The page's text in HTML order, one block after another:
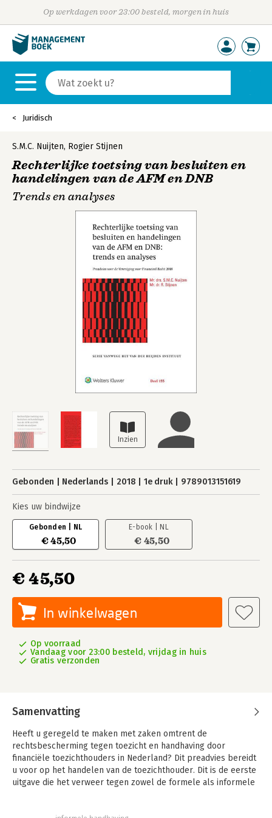
Op werkdagen voor 23:00 besteld, morgen in huis
Juridisch
S.M.C. Nuijten, Rogier Stijnen
Rechterlijke toetsing van besluiten en
handelingen van de AFM en DNB
Trends en analyses
Gebonden Nederlands 2018 1e druk 9789013151619
Kies uw bindwijze
Gebonden | NL
€ 45,50
E-book | NL
€ 45,50
€ 45,50
In winkelwagen
Op voorraad
Vandaag voor 23:00 besteld, vrijdag in huis
Gratis verzonden
Samenvatting
Heeft u geregeld te maken met zaken omtrent de
rechtsbescherming tegen toezicht en handhaving door
financiële toezichthouders in Nederland? Dit preadvies bereidt
u voor op het handelen van de toezichthouder. Dit is de eerste
uitgave die het verweer tegen zowel de formele als informele
Met Rechterlijke toetsing van besluiten en handelingen van de